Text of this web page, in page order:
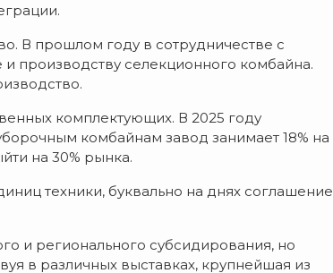
В прошлом году в сотрудничестве с
производству селекционного комбайна.
комплектующих. В 2025 году
комбайнам завод занимает 18% на
на 30% рынка.
техники, буквально на днях соглашение
и регионального субсидирования, но
в различных выставках, крупнейшая из